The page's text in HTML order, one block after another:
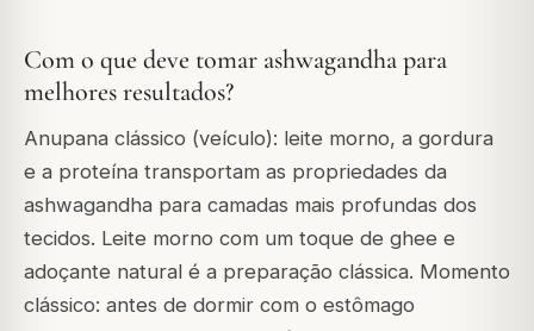
Com o que deve tomar ashwagandha para
melhores resultados?
Anupana clássico (veículo): leite morno, a gordura
e a proteína transportam as propriedades da
ashwagandha para camadas mais profundas dos
tecidos. Leite morno com um toque de ghee e
adoçante natural é a preparação clássica. Momento
clássico: antes de dormir com o estômago